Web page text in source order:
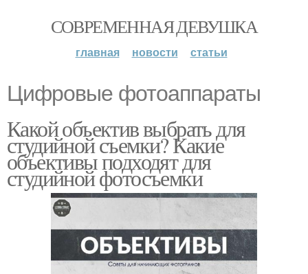
СОВРЕМЕННАЯ ДЕВУШКА
главная новости статьи
Цифровые фотоаппараты
Какой объектив выбрать для
студийной съемки? Какие
объективы подходят для
студийной фотосъемки